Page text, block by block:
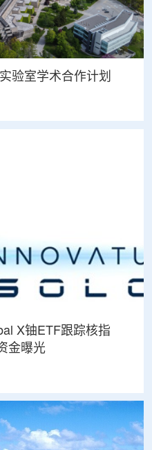
验室学术合作计划
X铀ETF跟踪核指
金曝光